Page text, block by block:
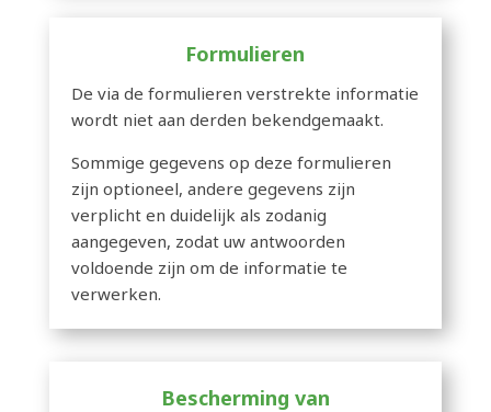
Formulieren
De via de formulieren verstrekte informatie
wordt niet aan derden bekendgemaakt.
Sommige gegevens op deze formulieren
zijn optioneel, andere gegevens zijn
verplicht en duidelijk als zodanig
aangegeven, zodat uw antwoorden
voldoende zijn om de informatie te
verwerken.
Bescherming van